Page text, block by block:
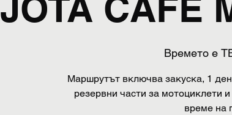
Времето е
Маршрутът включва закуска, 1
резервни части за мотоциклети
време на